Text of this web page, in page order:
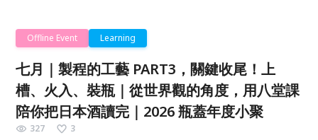
Offline Event Learning
七月｜製程的工藝 PART3，關鍵收尾！上
槽、火入、裝瓶｜從世界觀的角度，用八堂課
陪你把日本酒讀完｜2026 瓶蓋年度小聚
327 3